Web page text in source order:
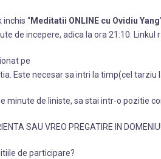
inchis “Meditatii ONLINE cu Ovidiu Yang
de incepere, adica la ora 21:10. Linkul
pe
Este necesar sa intri la timp(cel tarziu
minute de liniste, sa stai intr-o pozitie
SAU VREO PREGATIRE IN
de participare?